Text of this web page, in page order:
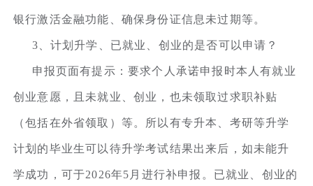
银行激活金融功能、确保身份证信息未过期等。
3、计划升学、已就业、创业的是否可以申请？
申报页面有提示：要求个人承诺申报时本人有就业
创业意愿，且未就业、创业，也未领取过求职补贴
（包括在外省领取）等。所以有专升本、考研等升学
计划的毕业生可以待升学考试结果出来后，如未能升
学成功，可于2026年5月进行补申报。已就业、创业的